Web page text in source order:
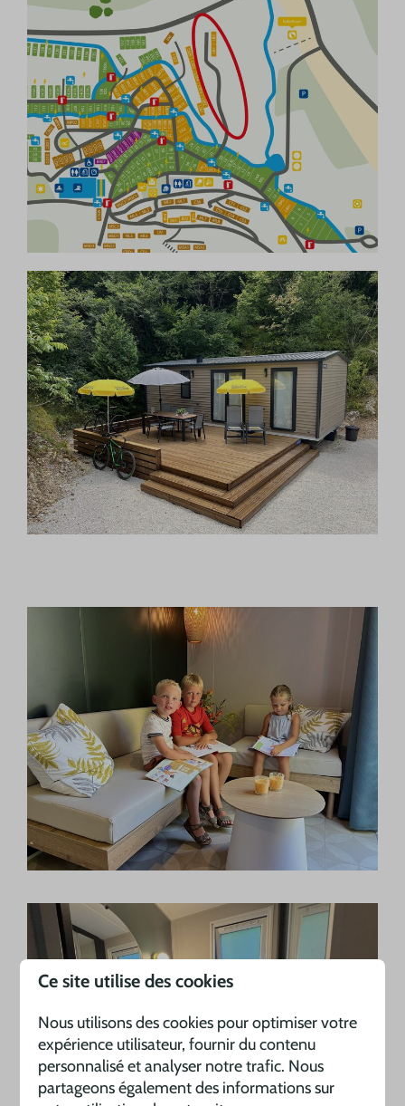
Ce site utilise des cookies
Nous utilisons des cookies pour optimiser votre
expérience utilisateur, fournir du contenu
personnalisé et analyser notre trafic. Nous
partageons également des informations sur